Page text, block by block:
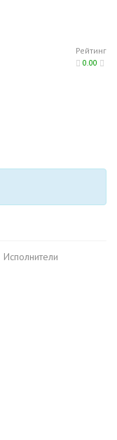
Рейтинг
0.00
Исполнители